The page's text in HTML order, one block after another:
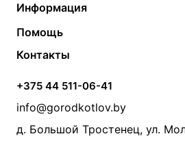
Твердотопливные котлы
Электрические котлы
Банные печи
Камины и печи
Теплый пол
Радиаторы
Насосы
Дымоходы
Информация
Контакты
Статьи
Акции
Производители
Помощь
Монтаж систем отопления
Прайс по монтажу систем
Проект систем отопления
Контакты
+375 44 511-06-41
info@gorodkotlov.by
д. Большой Тростенец, ул.